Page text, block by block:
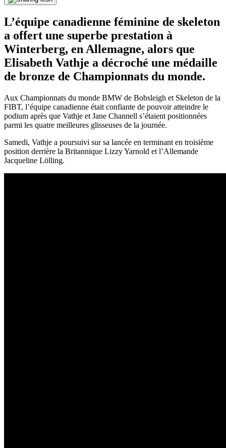
L’équipe canadienne féminine de skeleton
a offert une superbe prestation à
Winterberg, en Allemagne, alors que
Elisabeth Vathje a décroché une médaille
de bronze de Championnats du monde.
Aux Championnats du monde BMW de Bobsleigh et Skeleton de la
FIBT, l’équipe canadienne était confiante de pouvoir atteindre le
podium après que Vathje et Jane Channell s’étaient positionnées
parmi les quatre meilleures glisseuses de la journée.
Samedi, Vathje a poursuivi sur sa lancée en terminant en troisième
position derrière la Britannique Lizzy Yarnold et l’Allemande
Jacqueline Lölling.